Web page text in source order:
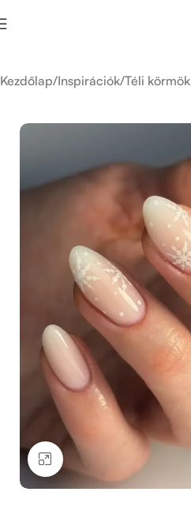
Kezdőlap/Inspirációk/Téli körmök
Kattintson a nagyításhoz